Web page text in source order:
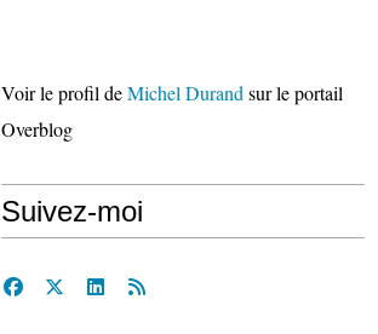
Voir le profil deMichel Durand sur le portail
Overblog
Suivez-moi